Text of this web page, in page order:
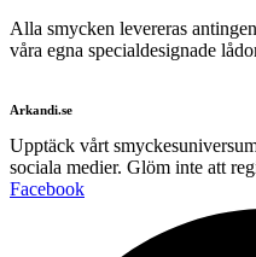
Alla smycken levereras
våra egna specialdesignade
Arkandi.se
Upptäck vårt
sociala medier. Glöm inte att
Facebook